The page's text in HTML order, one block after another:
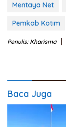
Mentaya Net
Pemkab Kotim
Penulis: Kharisma
Baca Juga